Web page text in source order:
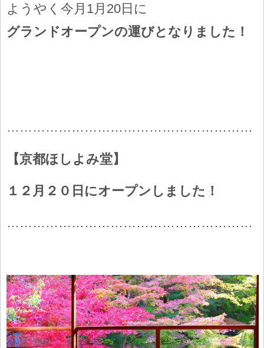
ようやく今月1月20日に
グランドオープンの運びとなりました！
…………………………………………………
【京都ほしよみ堂】
１２月２０日にオープンしました！
…………………………………………………